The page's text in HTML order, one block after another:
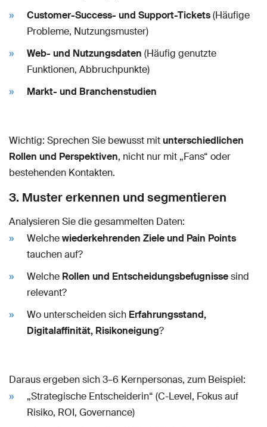
Customer-Success- und Support-Tickets(Häufige
Probleme, Nutzungsmuster)
Web- und Nutzungsdaten (Häufig genutzte
Funktionen, Abbruchpunkte)
Markt- und Branchenstudien
Wichtig: Sprechen Sie bewusst mitunterschiedlichen
Rollen und Perspektiven, nicht nur mit „Fans“ oder
bestehenden Kontakten.
3. Muster erkennen und segmentieren
Analysieren Sie die gesammelten Daten:
Welchewiederkehrenden Ziele und Pain Points
tauchen auf?
Welche Rollen und Entscheidungsbefugnissesind
relevant?
Wo unterscheiden sich Erfahrungsstand,
Digitalaffinität, Risikoneigung?
Daraus ergeben sich 3–6 Kernpersonas, zum Beispiel:
„Strategische Entscheiderin“ (C-Level, Fokus auf
Risiko, ROI, Governance)